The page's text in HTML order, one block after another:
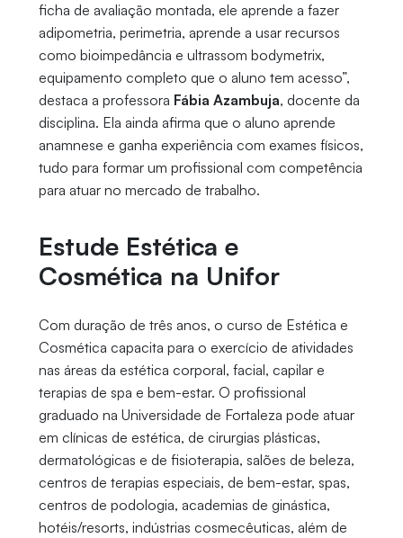
ficha de avaliação montada, ele aprende a fazer
adipometria, perimetria, aprende a usar recursos
como bioimpedância e ultrassom bodymetrix,
equipamento completo que o aluno tem acesso”,
destaca a professora Fábia Azambuja, docente da
disciplina. Ela ainda afirma que o aluno aprende
anamnese e ganha experiência com exames físicos,
tudo para formar um profissional com competência
para atuar no mercado de trabalho.
Estude Estética e
Cosmética na Unifor
Com duração de três anos, o curso de Estética e
Cosmética capacita para o exercício de atividades
nas áreas da estética corporal, facial, capilar e
terapias de spa e bem-estar. O profissional
graduado na Universidade de Fortaleza pode atuar
em clínicas de estética, de cirurgias plásticas,
dermatológicas e de fisioterapia, salões de beleza,
centros de terapias especiais, de bem-estar, spas,
centros de podologia, academias de ginástica,
hotéis/resorts, indústrias cosmecêuticas, além de